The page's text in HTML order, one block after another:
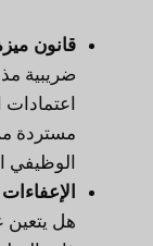
قانون
ضريبية
اعتمادات
مستردة
هل يتعين